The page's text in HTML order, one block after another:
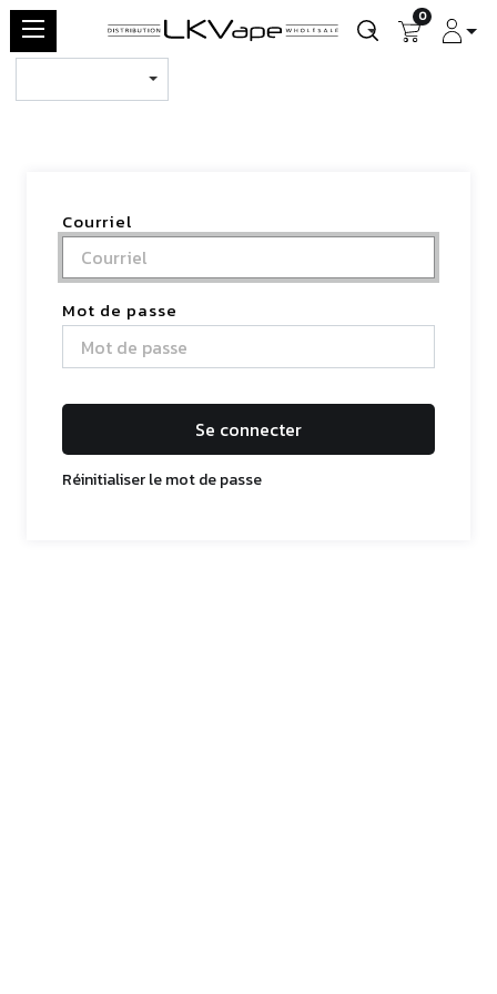
0
Courriel
Mot de passe
Se connecter
Réinitialiser le mot de passe